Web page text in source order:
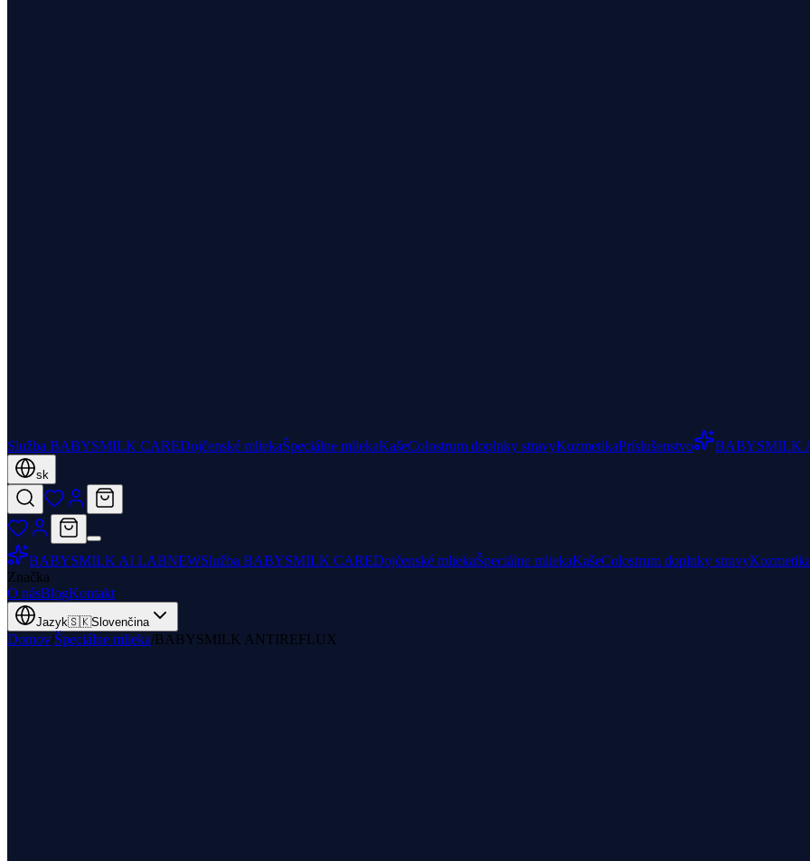
Služba BABYSMILK CAREDojčenské mliekaŠpeciálne mliekaKašeColostrum doplnky stravyKozmetikaPríslušenstvo BABYSMILK
sk
BABYSMILK AI LABNEWSlužba BABYSMILK CAREDojčenské mliekaŠpeciálne mliekaKašeColostrum doplnky stravyKozmetika
Značka
O násBlogKontakt
Jazyk🇸🇰Slovenčina
Domov/Špeciálne mlieka/BABYSMILK ANTIREFLUX